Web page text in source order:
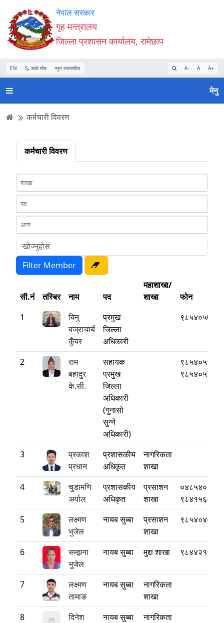
Accessibility
Mode
सुरु
गर्नुहोस्
सामाग्री
पढ्नुहाेस्
नेभिगेसन
पढ्नुहाेस्
वेबसाइट
खोजमा
जानुहोस्
नेपाल सरकार
गृह मन्त्रालय
जिल्ला प्रशासन कार्यालय, रामेछाप
EN डार्क मोड न्यून व्यान्डविथ A- A A+
मेनु
कर्मचारी विवरण
कर्मचारी विवरण
सी.नं तस्बिर नाम पद
महाशाखा/
शाखा
फोन
1
बिनु
बज्राचार्य
कुँबर
प्रमुख
जिल्ला
अधिकारी
2
राम
बहादुर
के.सी.
सहायक
प्रमुख
जिल्ला
अधिकारी
(गुनासो
सुन्ने
अधिकारी)
3
प्रकाश
प्रधान
प्रशासकीय
अधिकृत
नागरिकता
शाखा
4
चुडामणि
अर्याल
प्रशासकीय
अधिकृत
प्रसाशन
शाखा
०४८५४०३७०
5
लक्ष्मण
भुजेल
नायब सुब्बा
प्रसाशन
शाखा
6
सम्झना
भुजेल
नायब सुब्बा मुद्दा शाखा
7
लक्ष्मण
तामाङ
नायब सुब्बा
नागरिकता
शाखा
8
दिनेश
नायब सुब्बा
नागरिकता